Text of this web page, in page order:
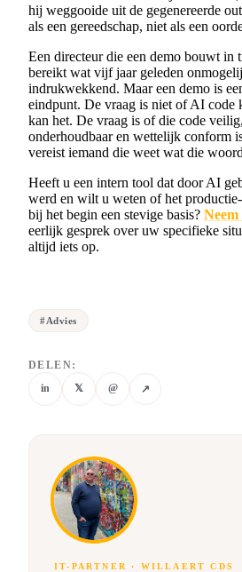
hij weggooide uit de gegenereerde
als een gereedschap, niet als een
Een directeur die een demo bouwt in
bereikt wat vijf jaar geleden
indrukwekkend. Maar een demo is
eindpunt. De vraag is niet of AI code
kan het. De vraag is of die code
onderhoudbaar en wettelijk conform
vereist iemand die weet wat die
Heeft u een intern tool dat door AI
werd en wilt u weten of het
bij het begin een stevige basis?
eerlijk gesprek over uw specifieke
altijd iets op.
#Advies
DELEN:
in
𝕏 @ ↗
IT-PARTNER · WILLAERT CDS